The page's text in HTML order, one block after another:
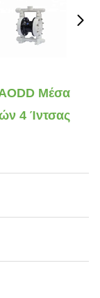
Μέσα
4 Ίντσας